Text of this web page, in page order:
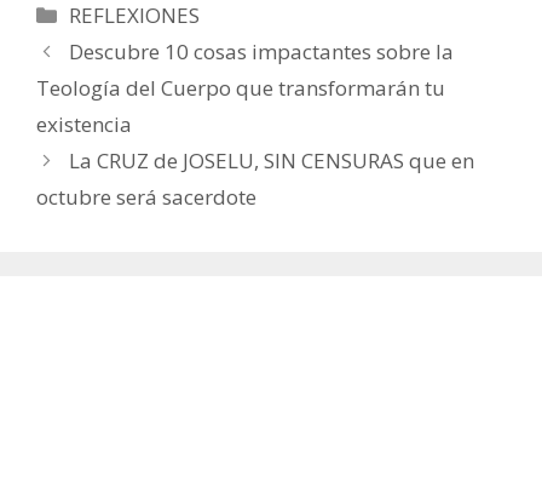
Categorías
REFLEXIONES
Descubre 10 cosas impactantes sobre la
Teología del Cuerpo que transformarán tu
existencia
La CRUZ de JOSELU, SIN CENSURAS que en
octubre será sacerdote